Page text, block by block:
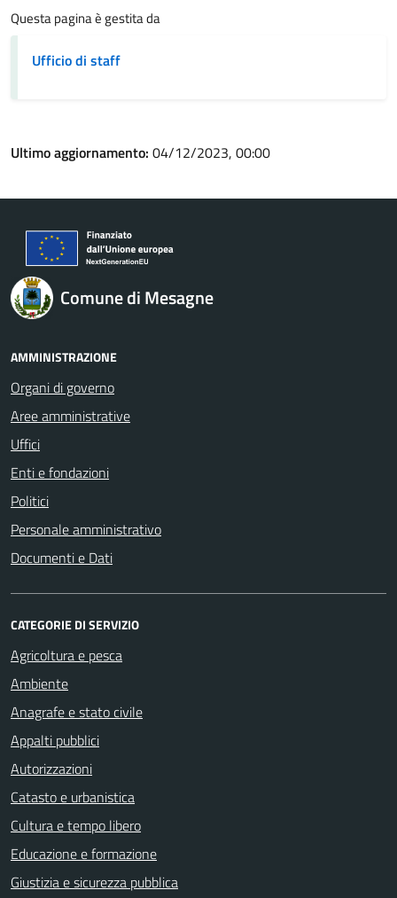
Questa pagina è gestita da
Ufficio di staff
Ultimo aggiornamento: 04/12/2023, 00:00
Comune di Mesagne
AMMINISTRAZIONE
Organi di governo
Aree amministrative
Uffici
Enti e fondazioni
Politici
Personale amministrativo
Documenti e Dati
CATEGORIE DI SERVIZIO
Agricoltura e pesca
Ambiente
Anagrafe e stato civile
Appalti pubblici
Autorizzazioni
Catasto e urbanistica
Cultura e tempo libero
Educazione e formazione
Giustizia e sicurezza pubblica